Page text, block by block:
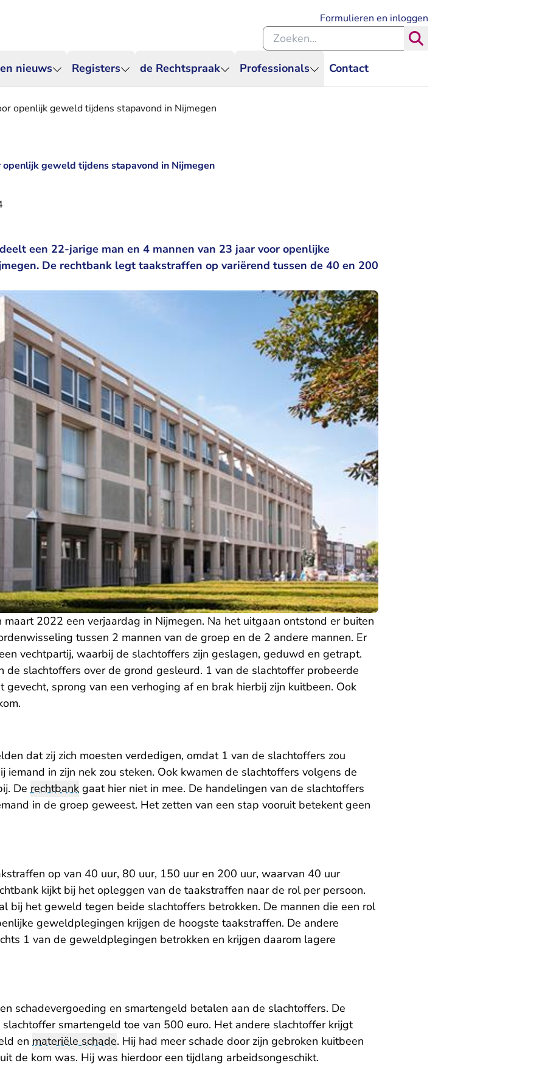
nieuws Registers de Rechtspraak Professionals Contact
Formulieren en inloggen
Zoeken binnen de Rechtspraak
openlijk geweld tijdens stapavond in Nijmegen
geweld tijdens stapavond in Nijmegen
een 22-jarige man en 4 mannen van 23 jaar voor openlijke
De rechtbank legt taakstraffen op variërend tussen de 40 en 200
maart 2022 een verjaardag in Nijmegen. Na het uitgaan ontstond er buiten
tussen 2 mannen van de groep en de 2 andere mannen. Er
vechtpartij, waarbij de slachtoffers zijn geslagen, geduwd en getrapt.
de slachtoffers over de grond gesleurd. 1 van de slachtoffer probeerde
gevecht, sprong van een verhoging af en brak hierbij zijn kuitbeen. Ook
dat zij zich moesten verdedigen, omdat 1 van de slachtoffers zou
iemand in zijn nek zou steken. Ook kwamen de slachtoffers volgens de
De rechtbank gaat hier niet in mee. De handelingen van de slachtoffers
in de groep geweest. Het zetten van een stap vooruit betekent geen
op van 40 uur, 80 uur, 150 uur en 200 uur, waarvan 40 uur
kijkt bij het opleggen van de taakstraffen naar de rol per persoon.
bij het geweld tegen beide slachtoffers betrokken. De mannen die een rol
geweldplegingen krijgen de hoogste taakstraffen. De andere
1 van de geweldplegingen betrokken en krijgen daarom lagere
schadevergoeding en smartengeld betalen aan de slachtoffers. De
smartengeld toe van 500 euro. Het andere slachtoffer krijgt
en materiële schade. Hij had meer schade door zijn gebroken kuitbeen
de kom was. Hij was hierdoor een tijdlang arbeidsongeschikt.